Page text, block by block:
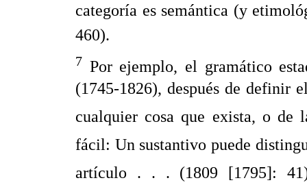
categoría es semántica (y
460).
7 Por ejemplo, el gramático
(1745-1826), después de definir
cualquier cosa que exista, o de
fácil: Un sustantivo puede
artículo . . . (1809 [1795]: